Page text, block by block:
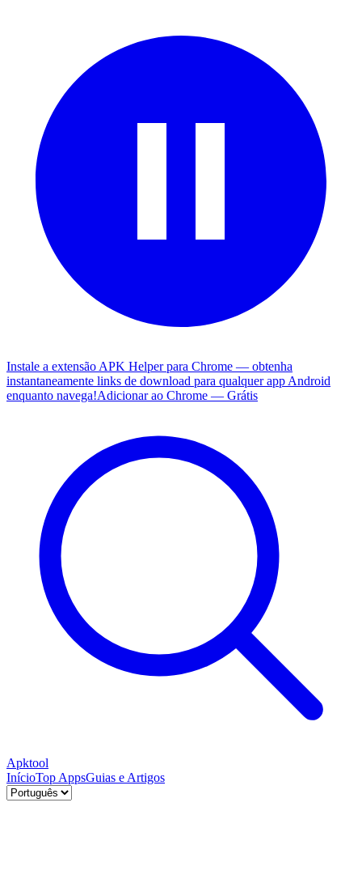
Instale a extensão APK Helper para Chrome — obtenha
instantaneamente links de download para qualquer app Android
enquanto navega!Adicionar ao Chrome — Grátis
Apktool
InícioTop AppsGuias e Artigos